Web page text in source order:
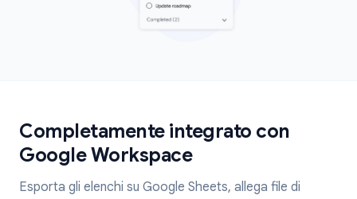
Completamente integrato con
Google Workspace
Esporta gli elenchi su Google Sheets, allega file di